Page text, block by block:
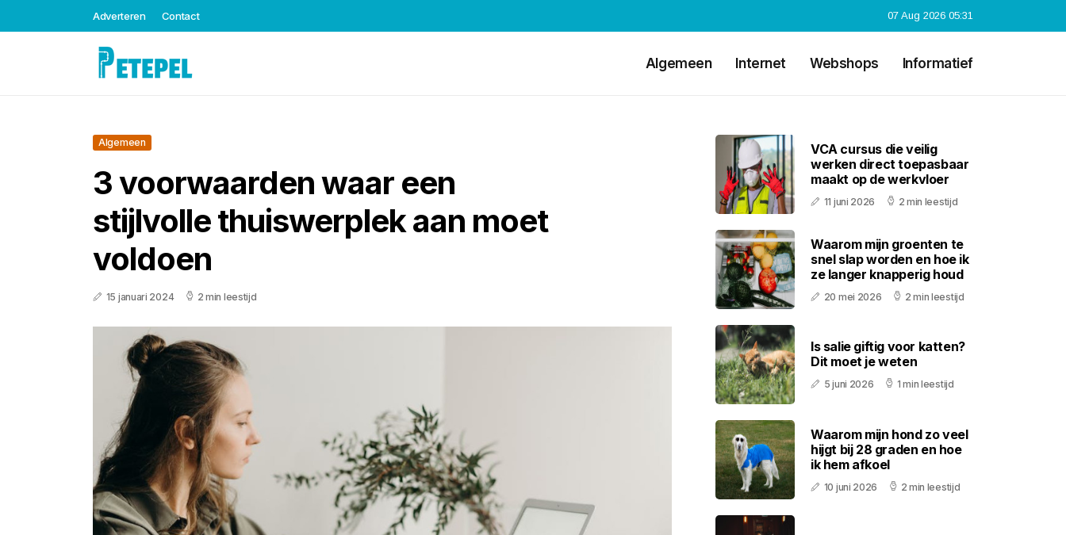
Adverteren Contact 07 Aug 2026 05:31
Algemeen Internet Webshops Informatief
Algemeen
3 voorwaarden waar een
stijlvolle thuiswerplek aan moet
voldoen
15 januari 2024 2 min leestijd
VCA cursus die veilig
werken direct toepasbaar
maakt op de werkvloer
11 juni 2026 2 min leestijd
Waarom mijn groenten te
snel slap worden en hoe ik
ze langer knapperig houd
20 mei 2026 2 min leestijd
Is salie giftig voor katten?
Dit moet je weten
5 juni 2026 1 min leestijd
Waarom mijn hond zo veel
hijgt bij 28 graden en hoe
ik hem afkoel
10 juni 2026 2 min leestijd